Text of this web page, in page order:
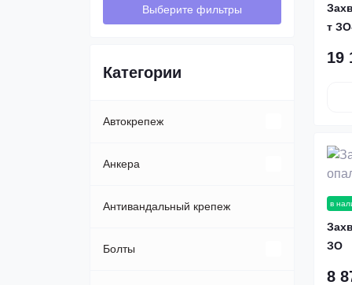
Выберите фильтры
Категории
Автокрепеж
Клипсы, пистоны
Пластиковые автозаклепки
Анкера
Анкер-болт
Анкер-клин
Антивандальный крепеж
Болты
т
19
в
ЗО
8